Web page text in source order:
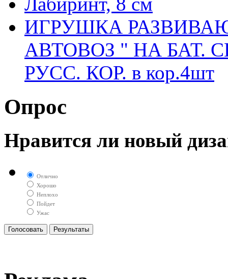
ИГРУШКА
АВТОВОЗ " НА БАТ.
РУСС. КОР. в кор.4шт
Опрос
Нравится ли новый
Отлично
Хорошо
Неплохо
Пойдет
Ужас